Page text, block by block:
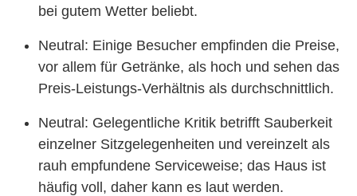
bei gutem Wetter beliebt.
Neutral: Einige Besucher empfinden die Preise,
vor allem für Getränke, als hoch und sehen das
Preis-Leistungs-Verhältnis als durchschnittlich.
Neutral: Gelegentliche Kritik betrifft Sauberkeit
einzelner Sitzgelegenheiten und vereinzelt als
rauh empfundene Serviceweise; das Haus ist
häufig voll, daher kann es laut werden.